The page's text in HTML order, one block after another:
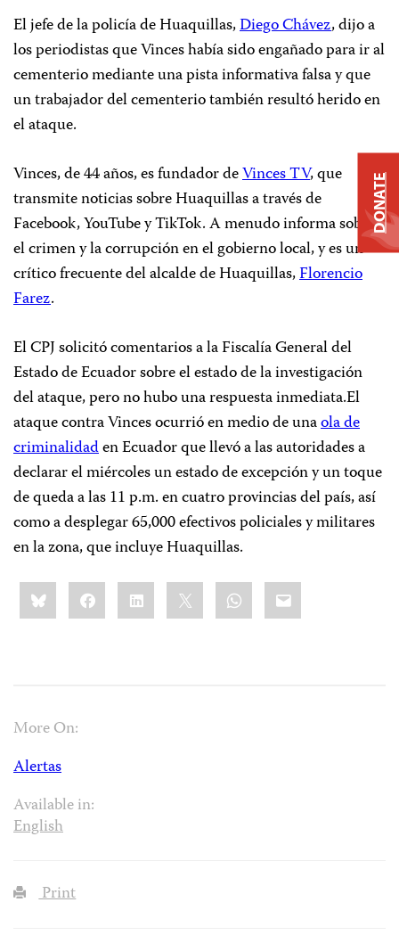
El jefe de la policía de Huaquillas,Diego Chávez, dijo a
los periodistas que Vinces había sido engañado para ir al
cementerio mediante una pista informativa falsa y que
un trabajador del cementerio también resultó herido en
el ataque.
Vinces, de 44 años, es fundador deVinces TV, que
transmite noticias sobre Huaquillas a través de
Facebook, YouTube y TikTok. A menudo informa sobre
el crimen y la corrupción en el gobierno local, y es un
crítico frecuente del alcalde de Huaquillas,Florencio
Farez.
El CPJ solicitó comentarios a la Fiscalía General del
Estado de Ecuador sobre el estado de la investigación
del ataque, pero no hubo una respuesta inmediata.El
ataque contra Vinces ocurrió en medio de unaola de
criminalidaden Ecuador que llevó a las autoridades a
declarar el miércoles un estado de excepción y un toque
de queda a las 11 p.m. en cuatro provincias del país, así
como a desplegar 65,000 efectivos policiales y militares
en la zona, que incluye Huaquillas.
Share
this:BlueskyFacebookLinkedIn WhatsApp
Email
More On:
Alertas
Available in:
English
Print
DONATE